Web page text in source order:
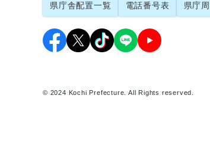
県庁舎配置一覧 電話番号表 県庁
© 2024 Kochi Prefecture. All Rights reserved.